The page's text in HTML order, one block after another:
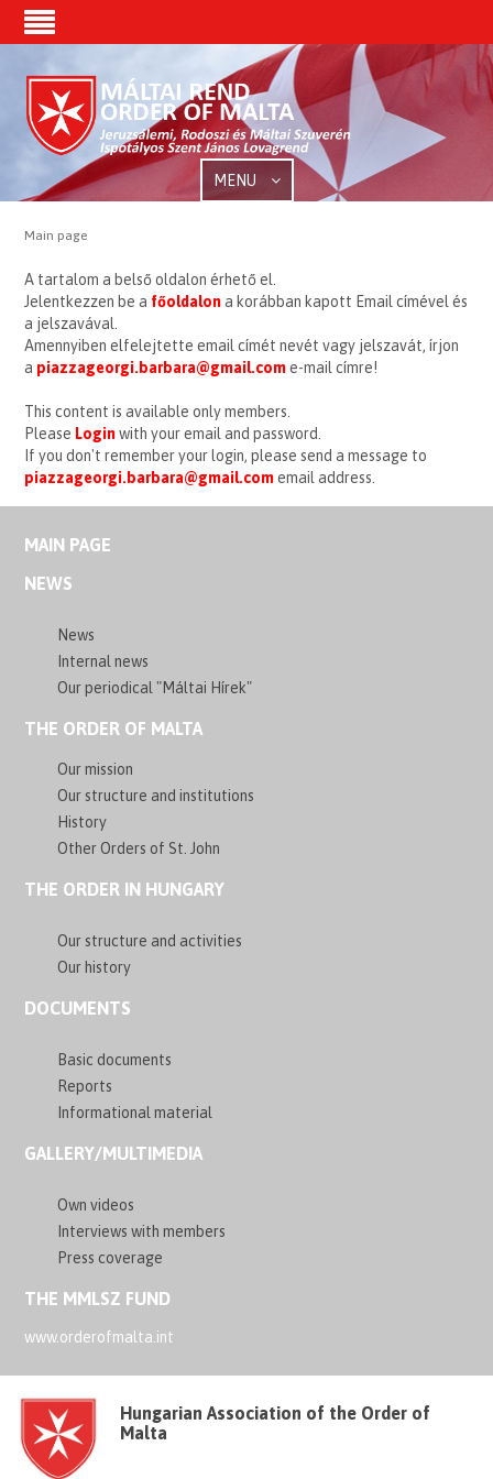
MENU
Main page
A tartalom a belső oldalon érhető el.
Jelentkezzen be a főoldalona korábban kapott Email címével és
a jelszavával.
Amennyiben elfelejtette email címét nevét vagy jelszavát, írjon
a piazzageorgi.barbara@gmail.come-mail címre!
This content is available only members.
Please Loginwith your email and password.
If you don't remember your login, please send a message to
piazzageorgi.barbara@gmail.comemail address.
MAIN PAGE
NEWS
News
Internal news
Our periodical "Máltai Hírek"
THE ORDER OF MALTA
Our mission
Our structure and institutions
History
Other Orders of St. John
THE ORDER IN HUNGARY
Our structure and activities
Our history
DOCUMENTS
Basic documents
Reports
Informational material
GALLERY/MULTIMEDIA
Own videos
Interviews with members
Press coverage
THE MMLSZ FUND
www.orderofmalta.int
Hungarian Association of the Order of
Malta